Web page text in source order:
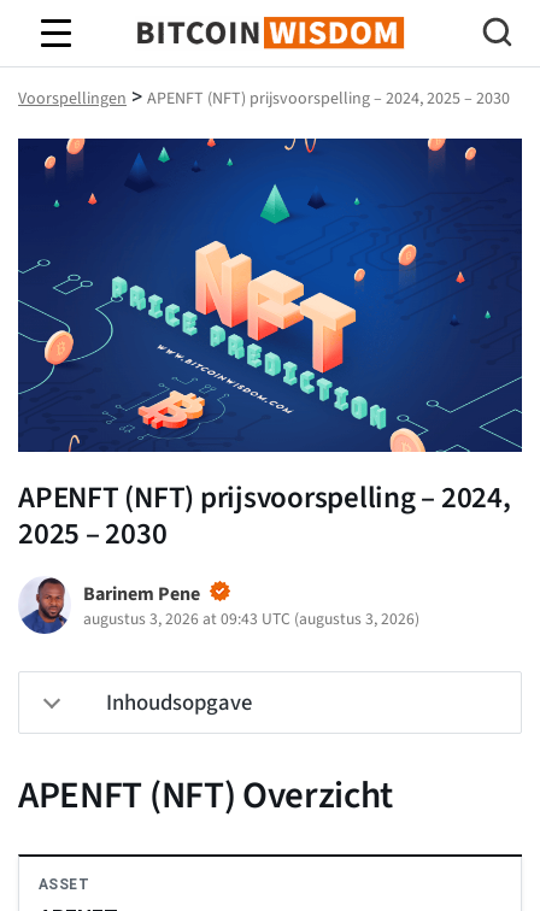
Bitcoin-wijsheid
Voorspellingen > APENFT (NFT) prijsvoorspelling – 2024, 2025 – 2030
APENFT (NFT) prijsvoorspelling – 2024,
2025 – 2030
Barinem Pene
augustus 3, 2026 at 09:43 UTC (augustus 3, 2026)
Inhoudsopgave
APENFT (NFT) Overzicht
ASSET